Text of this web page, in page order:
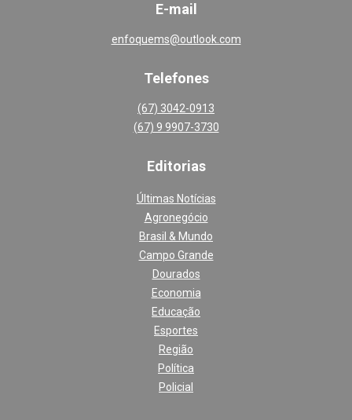
E-mail
enfoquems@outlook.com
Telefones
(67) 3042-0913
(67) 9 9907-3730
Editorias
Últimas Notícias
Agronegócio
Brasil & Mundo
Campo Grande
Dourados
Economia
Educação
Esportes
Região
Política
Policial